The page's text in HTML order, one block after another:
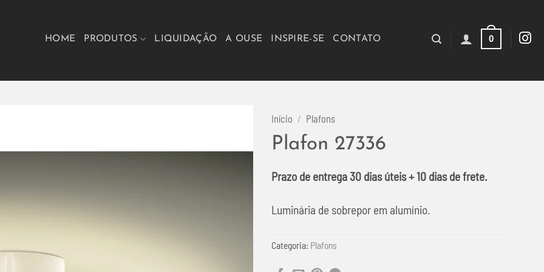
HOME PRODUTOS LIQUIDAÇÃO A OUSE INSPIRE-SE CONTATO 0
Início / Plafons
Plafon 27336
Prazo de entrega 30 dias úteis + 10 dias de frete.
Luminária de sobrepor em alumínio.
Categoria: Plafons